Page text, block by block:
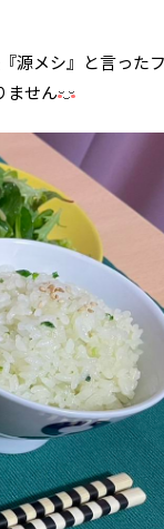
源メシ』と言った
ません